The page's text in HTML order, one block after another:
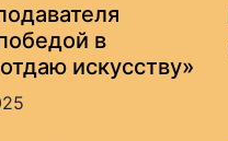
в
искусству»